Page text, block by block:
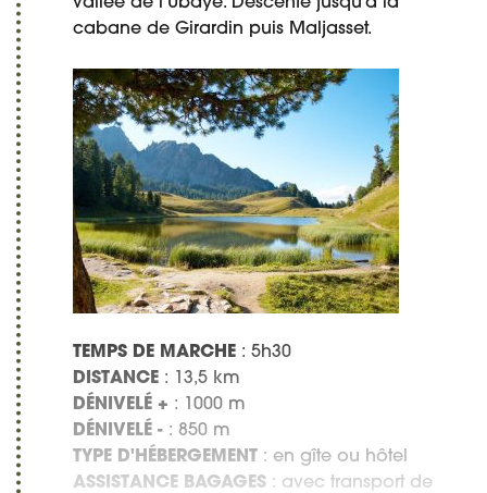
cabane de Girardin puis Maljasset.
TEMPS DE MARCHE : 5h30
DISTANCE : 13,5 km
DÉNIVELÉ + : 1000 m
DÉNIVELÉ - : 850 m
TYPE D'HÉBERGEMENT : en gîte ou hôtel
ASSISTANCE BAGAGES : avec transport de